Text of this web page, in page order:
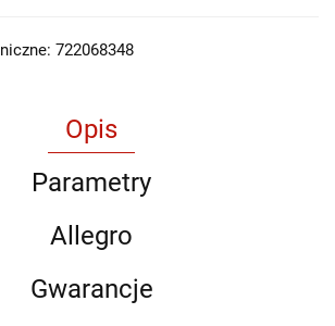
722068348
Opis
Parametry
Allegro
Gwarancje